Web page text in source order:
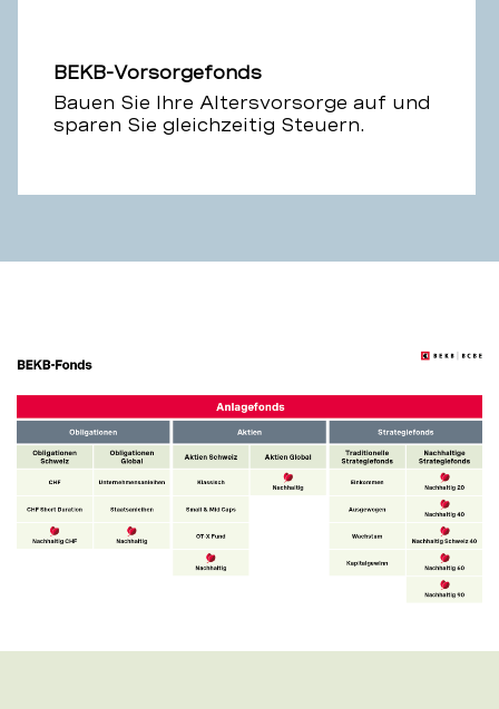
BEKB-Vorsorgefonds
Bauen Sie Ihre Altersvorsorge auf und
sparen Sie gleichzeitig Steuern.